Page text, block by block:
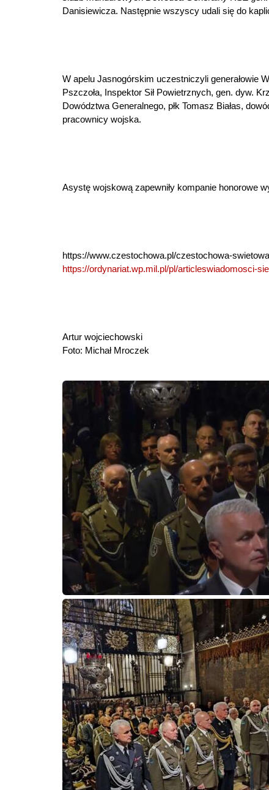
Danisiewicza. Następnie wszyscy udali się do
W apelu Jasnogórskim uczestniczyli generałowie
Pszczoła, Inspektor Sił Powietrznych, gen. dyw.
Dowództwa Generalnego, płk Tomasz Białas,
pracownicy wojska.
Asystę wojskową zapewniły kompanie honorowe
https://www.czestochowa.pl/czestochowa-
https://ordynariat.wp.mil.pl/pl/articleswiadomosci-
Artur wojciechowski
Foto: Michał Mroczek